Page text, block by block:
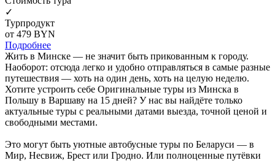
✓
Турпродукт
от 479 BYN
Подробнее
Жить в Минске — не значит быть прикованным к городу.
Наоборот: отсюда легко и удобно отправляться в самые разные
путешествия — хоть на один день, хоть на целую неделю.
Хотите устроить себе Оригинальные туры из Минска в
Польшу в Варшаву на 15 дней? У нас вы найдёте только
актуальные туры с реальными датами выезда, точной ценой и
свободными местами.
Это могут быть уютные автобусные туры по Беларуси — в
Мир, Несвиж, Брест или Гродно. Или полноценные путёвки